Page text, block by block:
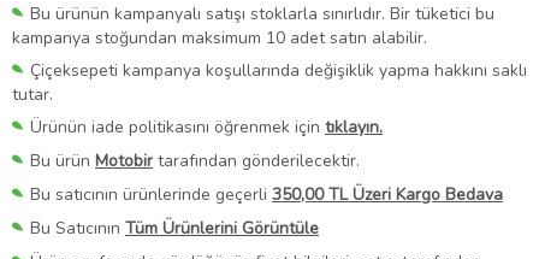
Bu ürünün kampanyalı satışı stoklarla sınırlıdır. Bir tüketici bu
kampanya stoğundan maksimum 10 adet satın alabilir.
Çiçeksepeti kampanya koşullarında değişiklik yapma hakkını saklı
tutar.
Ürünün iade politikasını öğrenmek için tıklayın.
Bu ürün Motobir tarafından gönderilecektir.
Bu satıcının ürünlerinde geçerli 350,00 TL Üzeri Kargo Bedava
Bu Satıcının Tüm Ürünlerini Görüntüle